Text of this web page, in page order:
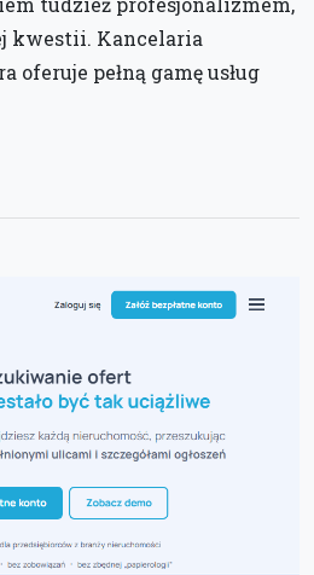
kwestii. Kancelaria
oferuje pełną gamę usług